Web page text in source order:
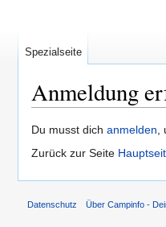
Anmeldung
Du musst dich anmelden,
Zurück zur Seite
Spezialseite
Datenschutz Über Campinfo -